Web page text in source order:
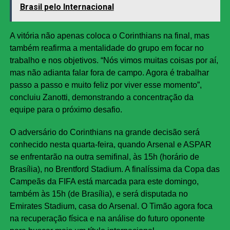
Brasil pelo Internacional
A vitória não apenas coloca o Corinthians na final, mas
também reafirma a mentalidade do grupo em focar no
trabalho e nos objetivos. “Nós vimos muitas coisas por aí,
mas não adianta falar fora de campo. Agora é trabalhar
passo a passo e muito feliz por viver esse momento”,
concluiu Zanotti, demonstrando a concentração da
equipe para o próximo desafio.
O adversário do Corinthians na grande decisão será
conhecido nesta quarta-feira, quando Arsenal e ASPAR
se enfrentarão na outra semifinal, às 15h (horário de
Brasília), no Brentford Stadium. A finalíssima da Copa das
Campeãs da FIFA está marcada para este domingo,
também às 15h (de Brasília), e será disputada no
Emirates Stadium, casa do Arsenal. O Timão agora foca
na recuperação física e na análise do futuro oponente